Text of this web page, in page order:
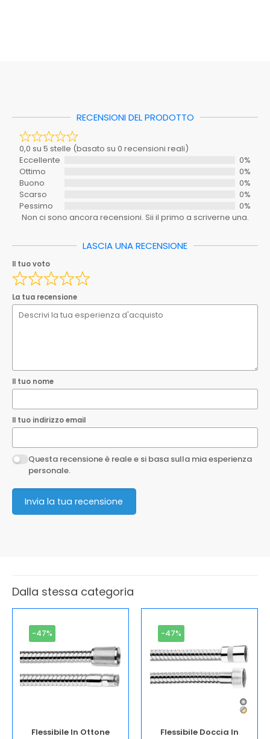
Richiede_montaggio
SI
Stanza
Tipo
Serie
ND
Spedizione_ebay
0.00
Spedizione_ebay_1
0.00
Ean
8033408912707
EAN
Il tuo voto
La tua recensione
Il tuo indirizzo email
Invia la tua recensione
RECENSIONI DEL PRODOTTO
0,0 su 5 stelle (basato su 0 recensioni reali)
Eccellente
0%
Ottimo
0%
Buono
0%
Scarso
0%
Pessimo
0%
Non ci sono ancora recensioni. Sii il primo a scriverne una.
LASCIA UNA RECENSIONE
Il tuo voto
La tua recensione
Il tuo nome
Il tuo indirizzo email
Questa recensione è reale e si basa sulla mia esperienza
personale.
Invia la tua recensione
Dalla stessa categoria
-47%
Flessibile In Ottone
-47%
Flessibile Doccia In